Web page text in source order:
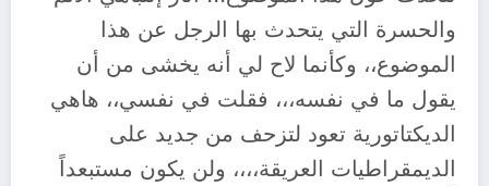
والحسرة التي يتحدث بها الرجل عن هذا
الموضوع،، وكأنما لاح لي أنه يخشى من أن
يقول ما في نفسه،،، فقلت في نفسي،، هاهي
الديكتاتورية تعود لتزحف من جديد على
الديمقراطيات العريقة،،،، ولن يكون مستبعداً